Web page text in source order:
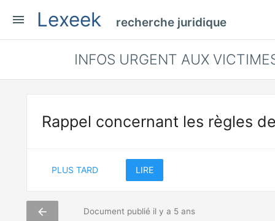
menu Lexeek recherche juridique
INFOS URGENT AUX
Rappel concernant les règles
PLUS TARD LIRE
arrow_back Document publié il y a 5 ans